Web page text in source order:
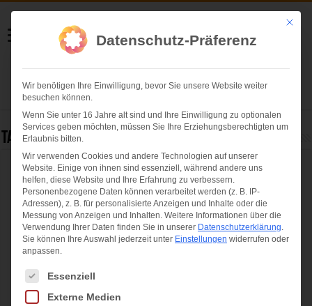
Helmut Swoboda
Fotografie
Herzlich willkommen
Tag Archives:
„Die 66“ – Deutschlands größte 50plus
Messe mit erfolgreicher Premiere am neuen
Veranstaltungsort
Mit
Datenschutz-Präferenz
Wir benötigen Ihre Einwilligung, bevor Sie unsere Website weiter
besuchen können.
Wenn Sie unter 16 Jahre alt sind und Ihre Einwilligung zu optionalen
Services geben möchten, müssen Sie Ihre Erziehungsberechtigten um
Erlaubnis bitten.
Wir verwenden Cookies und andere Technologien auf unserer
Website. Einige von ihnen sind essenziell, während andere uns
helfen, diese Website und Ihre Erfahrung zu verbessern.
Personenbezogene Daten können verarbeitet werden (z. B. IP-
Adressen), z. B. für personalisierte Anzeigen und Inhalte oder die
Messung von Anzeigen und Inhalten. Weitere Informationen über die
Verwendung Ihrer Daten finden Sie in unserer Datenschutzerklärung.
Sie können Ihre Auswahl jederzeit unter Einstellungen widerrufen oder
anpassen.
Es folgt eine Liste der Service-Gruppen, für die eine Einwilligung
Essenziell
Externe Medien